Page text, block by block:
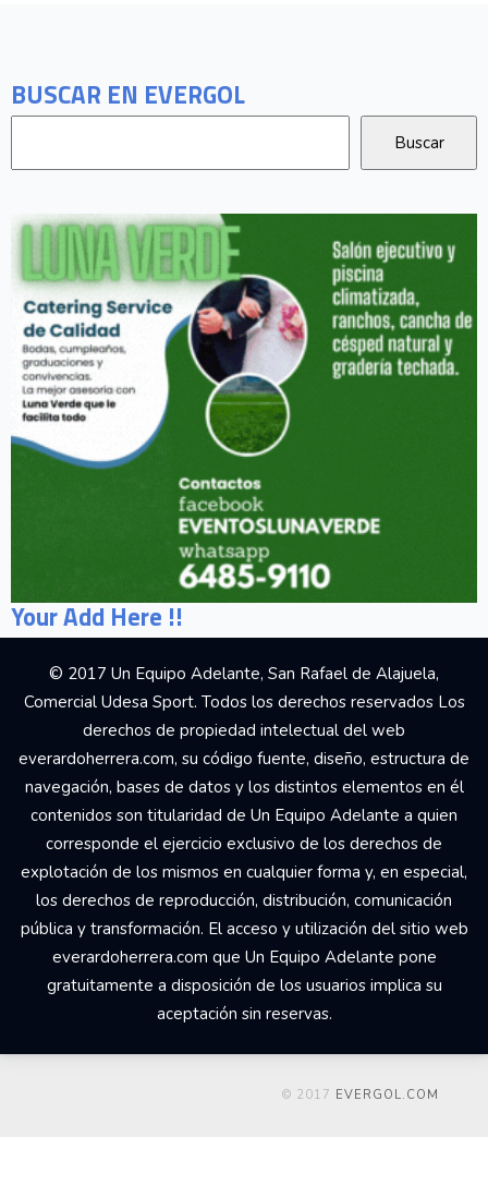
BUSCAR EN EVERGOL
Your Add Here !!
© 2017 Un Equipo Adelante, San Rafael de Alajuela,
Comercial Udesa Sport. Todos los derechos reservados Los
derechos de propiedad intelectual del web
everardoherrera.com, su código fuente, diseño, estructura de
navegación, bases de datos y los distintos elementos en él
contenidos son titularidad de Un Equipo Adelante a quien
corresponde el ejercicio exclusivo de los derechos de
explotación de los mismos en cualquier forma y, en especial,
los derechos de reproducción, distribución, comunicación
pública y transformación. El acceso y utilización del sitio web
everardoherrera.com que Un Equipo Adelante pone
gratuitamente a disposición de los usuarios implica su
aceptación sin reservas.
© 2017 EVERGOL.COM